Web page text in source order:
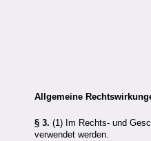
Allgemeine
§ 3. (1) Im Rechts- und
verwendet werden.